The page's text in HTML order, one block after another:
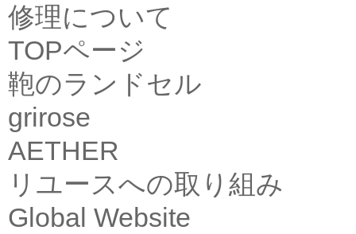
修理について
TOPページ
鞄のランドセル
grirose
AETHER
リユースへの取り組み
Global Website